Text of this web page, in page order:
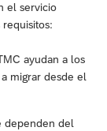
el servicio
ayudan a los
migrar desde el
dependen del